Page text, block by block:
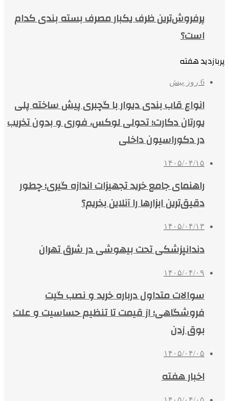
پرفروش‌ترین ظرف یکبار مصرف بسته بندی کدام
است؟
پربازدید هفته
6 روز پیش
انواع قاب بندی دیوار با گچبری پیش ساخته پلی
یورتان دکارت؛ تحولی لوکس، فوری و بدون تخریب
در دکوراسیون داخلی
۱۴۰۵/۰۴/۱۵
راهنمای جامع خرید تجهیزات اندازه گیری؛ چطور
دقیق‌ترین ابزارها را آنلاین بخریم؟
۱۴۰۵/۰۴/۱۳
دندانپزشکی تحت بیهوشی در شرق تهران
۱۴۰۵/۰۴/۰۹
سوالات متداول درباره خرید و نصب گیت
فروشگاهی؛ از قیمت تا تنظیم حساسیت و علت
بوق زدن
۱۴۰۵/۰۴/۰۵
اخبار هفته